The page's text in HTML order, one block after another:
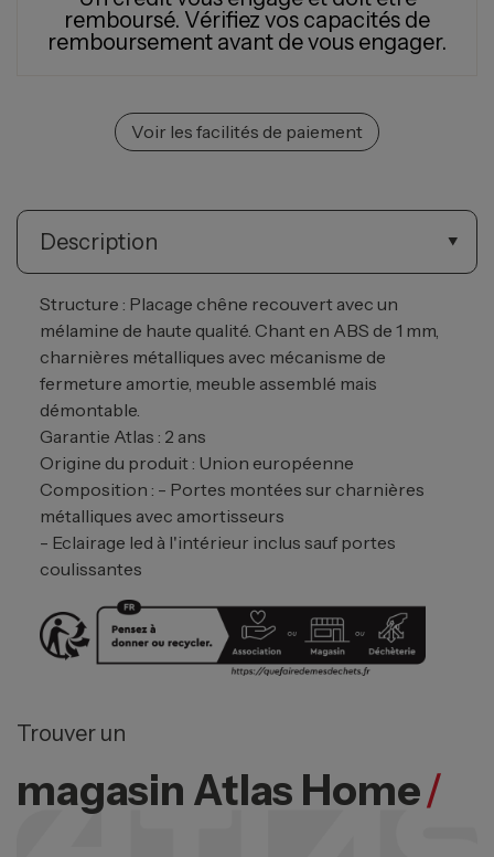
remboursé. Vérifiez vos capacités de
remboursement avant de vous engager.
Voir les facilités de paiement
Description
Structure : Placage chêne recouvert avec un
mélamine de haute qualité. Chant en ABS de 1 mm,
charnières métalliques avec mécanisme de
fermeture amortie, meuble assemblé mais
démontable.
Garantie Atlas : 2 ans
Origine du produit : Union européenne
Composition : - Portes montées sur charnières
métalliques avec amortisseurs
- Eclairage led à l'intérieur inclus sauf portes
coulissantes
Trouver un
magasin Atlas Home/